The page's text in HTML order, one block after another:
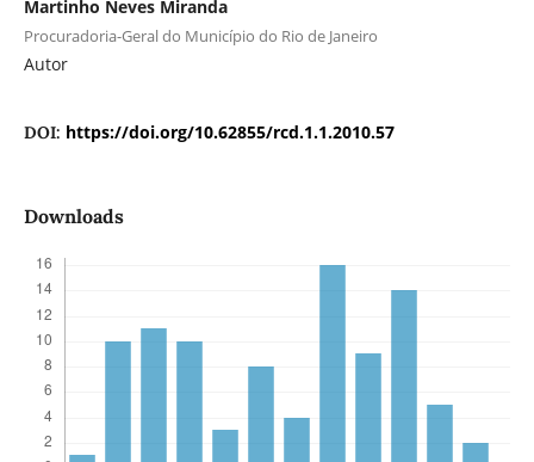
Martinho Neves Miranda
Procuradoria-Geral do Município do Rio de Janeiro
Autor
DOI: https://doi.org/10.62855/rcd.1.1.2010.57
Downloads